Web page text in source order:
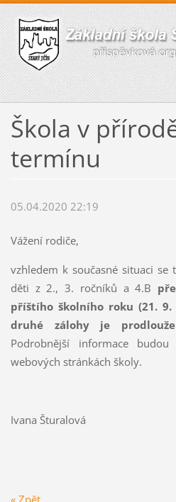
Škola v
termínu
05.04.2020 22:19
Vážení rodiče,
vzhledem k současné situaci
děti z 2., 3. ročníků a 4.B
příštího školního roku (21. 9.
druhé zálohy je
Podrobnější informace
webových stránkách školy.
Ivana Šturalová